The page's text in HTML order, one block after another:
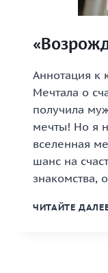
Аннотация к
Мечтала о
получила
мечты! Но я
вселенная
шанс на
знакомства,
ЧИТАЙТЕ